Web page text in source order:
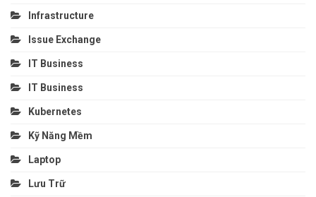
Infrastructure
Issue Exchange
IT Business
IT Business
Kubernetes
Kỹ Năng Mềm
Laptop
Lưu Trữ